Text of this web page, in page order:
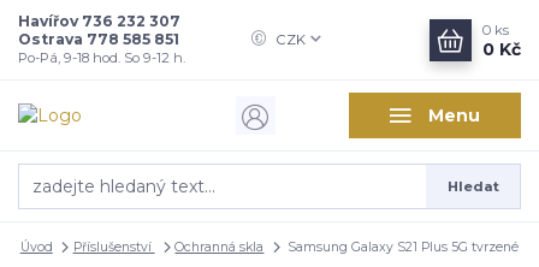
Menu
CZK
Hledat
Havířov 736 232 307
Ostrava 778 585 851
Po-Pá, 9-18 hod. So 9-12 h.
0 ks
0 Kč
Úvod Příslušenství Ochranná skla
Samsung Galaxy S21 Plus 5G tvrzené